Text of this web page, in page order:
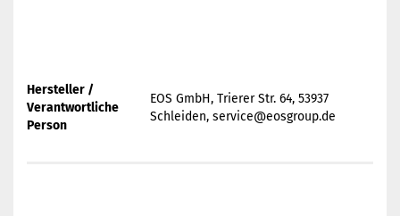
Hersteller /
Verantwortliche
Person
EOS GmbH, Trierer Str. 64, 53937
Schleiden, service@eosgroup.de